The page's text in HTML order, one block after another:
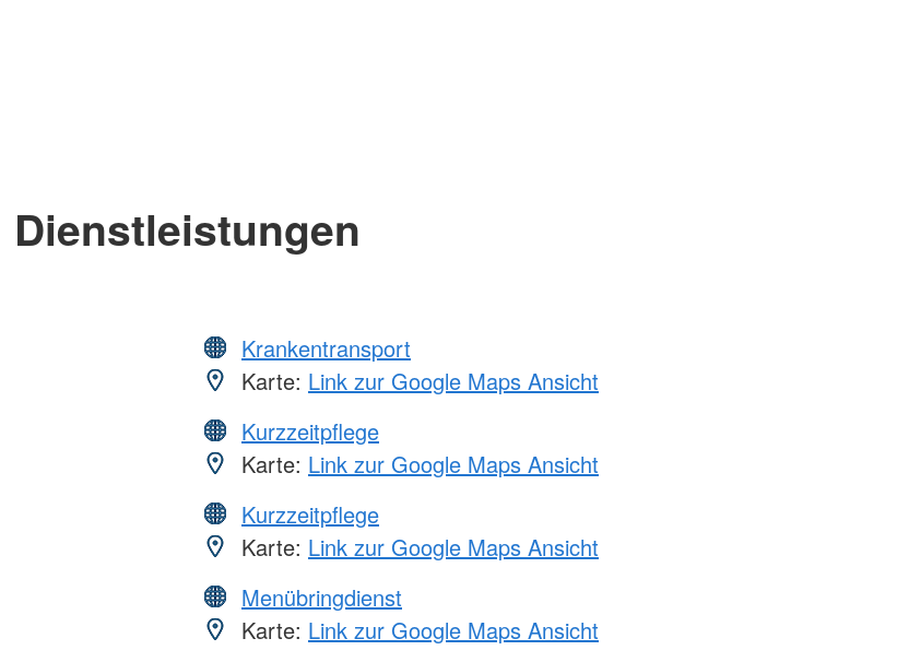
Dienstleistungen
Krankentransport
Karte: Link zur Google Maps Ansicht
Kurzzeitpflege
Karte: Link zur Google Maps Ansicht
Kurzzeitpflege
Karte: Link zur Google Maps Ansicht
Menübringdienst
Karte: Link zur Google Maps Ansicht